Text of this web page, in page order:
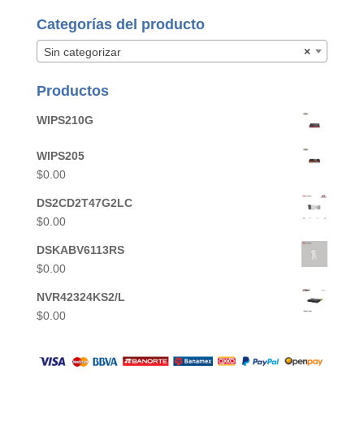
Categorías del producto
×
Sin categorizar
Productos
WIPS210G
WIPS205
$0.00
DS2CD2T47G2LC
$0.00
DSKABV6113RS
$0.00
NVR42324KS2/L
$0.00